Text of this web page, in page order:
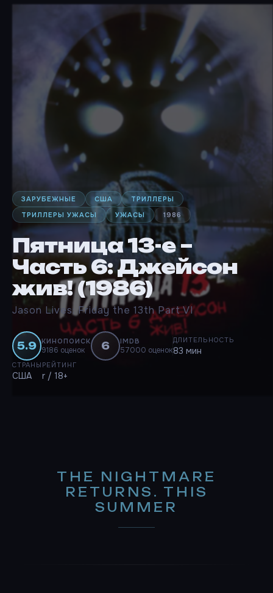
ЗАРУБЕЖНЫЕ США
ТРИЛЛЕРЫ
ТРИЛЛЕРЫ УЖАСЫ
УЖАСЫ 1986
Пятница 13-е –
Часть 6: Джейсон
жив! (1986)
Jason Lives: Friday the 13th Part VI
5.9 КИНОПОИСК
9186 оценок 6 IMDB
57000 оценок
ДЛИТЕЛЬНОСТЬ
83 мин
СТРАНЫ
США
РЕЙТИНГ
r / 18+
THE NIGHTMARE
RETURNS. THIS
SUMMER